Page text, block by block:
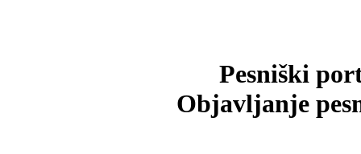
Pesniški
Objavljanje